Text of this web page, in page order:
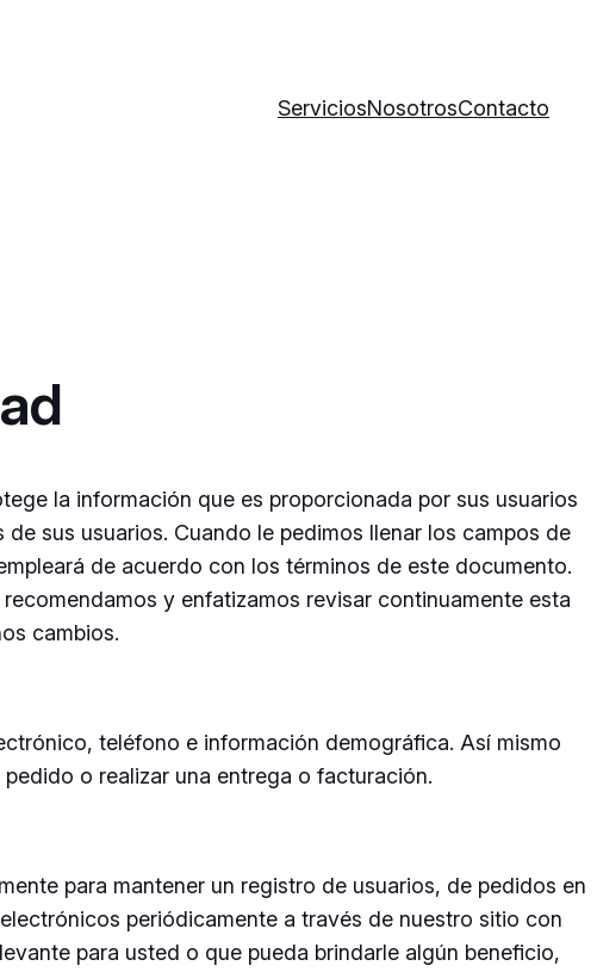
ServiciosNosotrosContacto
la información que es proporcionada por sus usuarios
sus usuarios. Cuando le pedimos llenar los campos de
de acuerdo con los términos de este documento.
y enfatizamos revisar continuamente esta
cambios.
teléfono e información demográfica. Así mismo
o realizar una entrega o facturación.
para mantener un registro de usuarios, de pedidos en
periódicamente a través de nuestro sitio con
para usted o que pueda brindarle algún beneficio,